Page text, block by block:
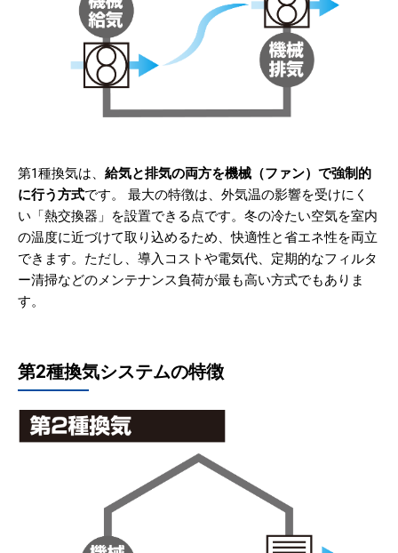
第1種換気は、 給気と排気の両方を機械（ファン）で強制的
に行う方式です。 最大の特徴は、外気温の影響を受けにく
い「熱交換器」を設置できる点です。冬の冷たい空気を室内
の温度に近づけて取り込めるため、快適性と省エネ性を両立
できます。ただし、導入コストや電気代、定期的なフィルタ
ー清掃などのメンテナンス負荷が最も高い方式でもありま
す。
第2種換気システムの特徴